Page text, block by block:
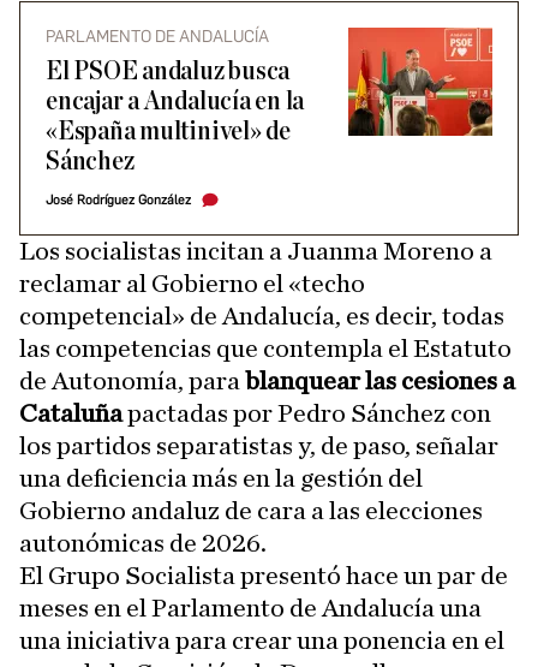
PARLAMENTO DE ANDALUCÍA
El PSOE andaluz busca
encajar a Andalucía en la
«España multinivel» de
Sánchez
José Rodríguez González
Los socialistas incitan a Juanma Moreno a
reclamar al Gobierno el «techo
competencial» de Andalucía, es decir, todas
las competencias que contempla el Estatuto
de Autonomía, parablanquear las cesiones a
Cataluñapactadas por Pedro Sánchez con
los partidos separatistas y, de paso, señalar
una deficiencia más en la gestión del
Gobierno andaluz de cara a las elecciones
autonómicas de 2026.
El Grupo Socialista presentó hace un par de
meses en el Parlamento de Andalucía una
una iniciativa para crear una ponencia en el